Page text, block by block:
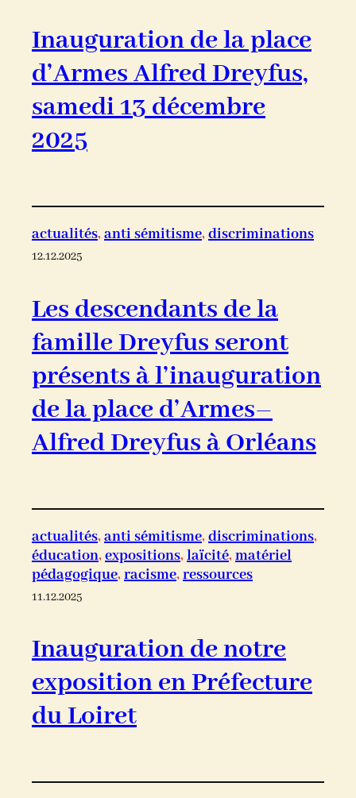
Inauguration de la place
d’Armes Alfred Dreyfus,
samedi 13 décembre
2025
actualités, anti sémitisme, discriminations
12.12.2025
Les descendants de la
famille Dreyfus seront
présents à l’inauguration
de la place d’Armes–
Alfred Dreyfus à Orléans
actualités, anti sémitisme, discriminations
éducation, expositions, laïcité, matériel
pédagogique, racisme, ressources
11.12.2025
Inauguration de notre
exposition en Préfecture
du Loiret